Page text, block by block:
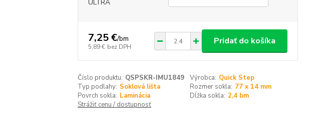
ULTRA
7,25 €/bm
5,89 € bez DPH
Pridať do košíka
Číslo produktu: QSPSKR-IMU1849 Výrobca: Quick Step
Typ podlahy: Soklová lišta Rozmer sokla: 77 x 14 mm
Povrch sokla: Laminácia Dĺžka sokla: 2,4 bm
Strážiť cenu / dostupnosť